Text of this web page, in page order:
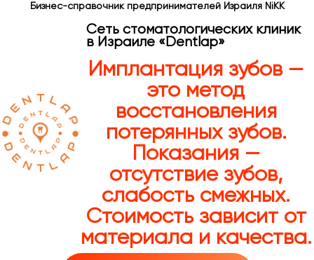
Бизнес-справочник предпринимателей Израиля NiKK
Сеть стоматологических клиник
в Израиле «Dentlap»
Имплантация зубов —
это метод
восстановления
потерянных зубов.
Показания —
отсутствие зубов,
слабость смежных.
Стоимость зависит от
материала и качества.